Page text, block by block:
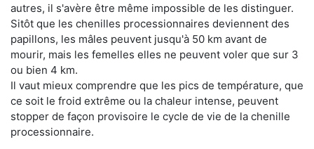
autres, il s'avère être même impossible de les distinguer.
Sitôt que les chenilles processionnaires deviennent des
papillons, les mâles peuvent jusqu'à 50 km avant de
mourir, mais les femelles elles ne peuvent voler que sur 3
ou bien 4 km.
Il vaut mieux comprendre que les pics de température, que
ce soit le froid extrême ou la chaleur intense, peuvent
stopper de façon provisoire le cycle de vie de la chenille
processionnaire.